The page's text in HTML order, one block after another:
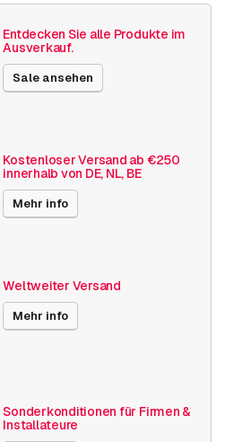
980 Gramm
175 x 175 x 90 millimeters
Vandalismusgeschützt
Tag- und Nacht-Funktion
Lokaler Speicher
M30
15W
H264
Entdecken Sie alle Produkte im
Ausverkauf.
Sale ansehen
Kostenloser Versand ab €250
innerhalb von DE, NL, BE
Mehr info
Weltweiter Versand
Mehr info
Sonderkonditionen für Firmen &
Installateure